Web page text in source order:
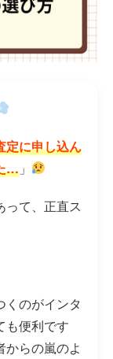
定に申し込ん
… 」
って、正直ス
くのがインタ
も便利です
からの嵐のよ